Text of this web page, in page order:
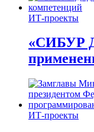
ИТ-проекты
«СИБУР
ИТ-проекты